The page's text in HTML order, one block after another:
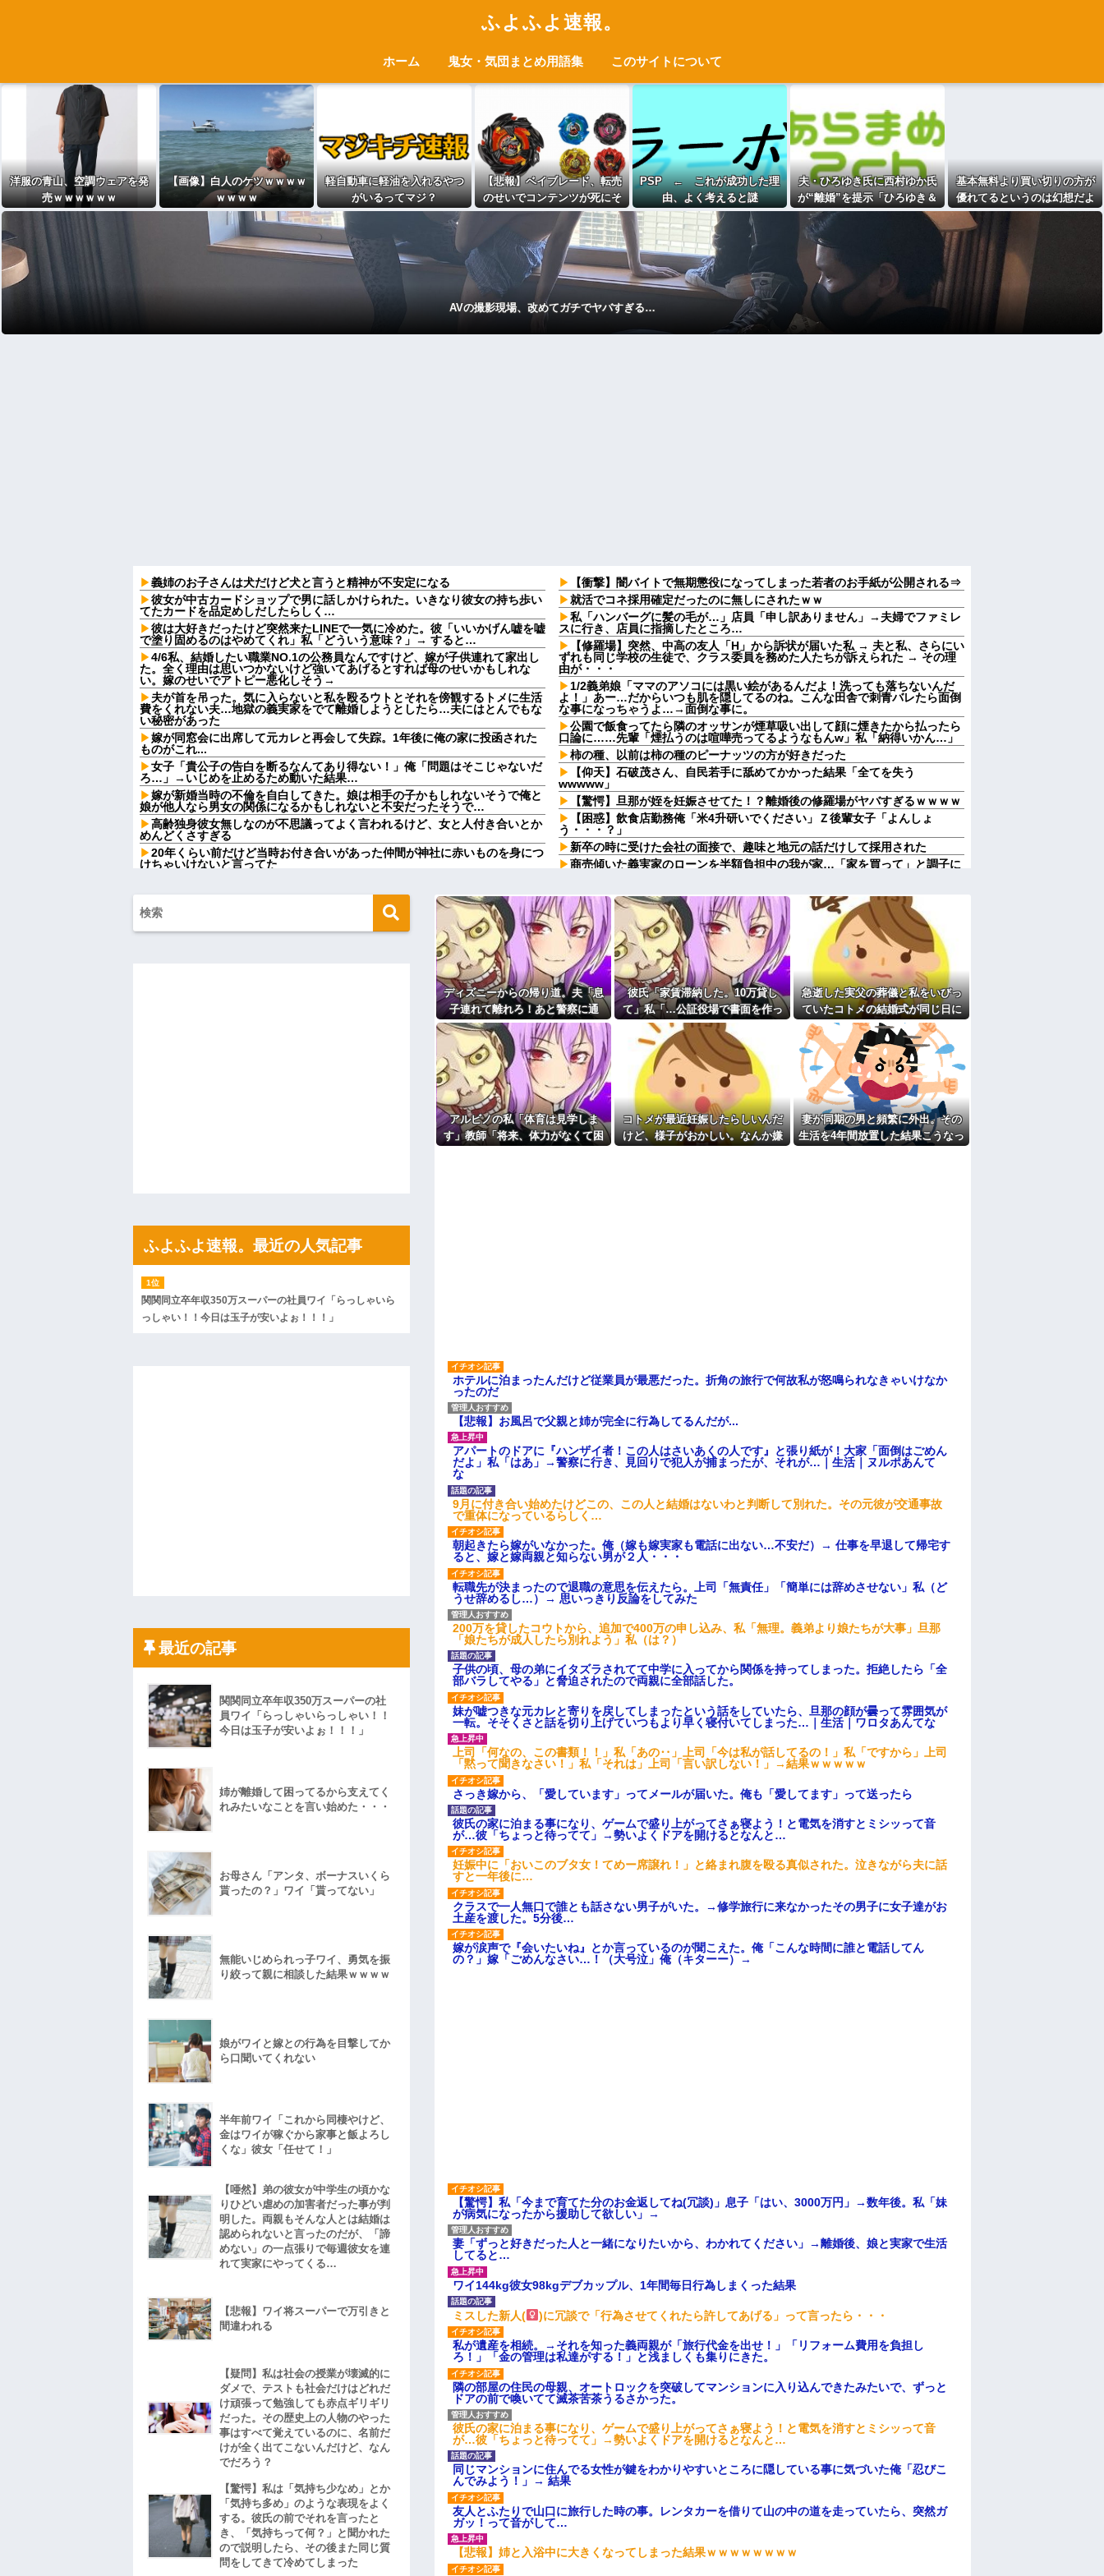
ふよふよ速報。
ホーム 鬼女・気団まとめ用語集 このサイトについて
洋服の青山、空調ウェアを発
売ｗｗｗｗｗｗ
【画像】白人のケツｗｗｗｗ
ｗｗｗｗ
軽自動車に軽油を入れるやつ
がいるってマジ？
【悲報】ベイブレード、転売
のせいでコンテンツが死にそ
う
PSP ← これが成功した理
由、よく考えると謎
夫・ひろゆき氏に西村ゆか氏
が“離婚”を提示「ひろゆき＆
いずみ新党（仮）」の届け出
を知らされず激怒 [582792952]
基本無料より買い切りの方が
優れてるというのは幻想だよ
な
AVの撮影現場、改めてガチでヤバすぎる…
義姉のお子さんは犬だけど犬と言うと精神が不安定になる
彼女が中古カードショップで男に話しかけられた。いきなり彼女の持ち歩い
てたカードを品定めしだしたらしく…
彼は大好きだったけど突然来たLINEで一気に冷めた。彼「いいかげん嘘を嘘
で塗り固めるのはやめてくれ」私「どういう意味？」→ すると…
4/6私、結婚したい職業NO.1の公務員なんですけど、嫁が子供連れて家出し
た。全く理由は思いつかないけど強いてあげるとすれば母のせいかもしれな
い。嫁のせいでアトピー悪化しそう→
夫が首を吊った。気に入らないと私を殴るウトとそれを傍観するトメに生活
費をくれない夫…地獄の義実家をでて離婚しようとしたら…夫にはとんでもな
い秘密があった
嫁が同窓会に出席して元カレと再会して失踪。1年後に俺の家に投函された
ものがこれ...
女子「貴公子の告白を断るなんてあり得ない！」俺「問題はそこじゃないだ
ろ…」→いじめを止めるため動いた結果…
嫁が新婚当時の不倫を自白してきた。娘は相手の子かもしれないそうで俺と
娘が他人なら男女の関係になるかもしれないと不安だったそうで…
高齢独身彼女無しなのが不思議ってよく言われるけど、女と人付き合いとか
めんどくさすぎる
20年くらい前だけど当時お付き合いがあった仲間が神社に赤いものを身につ
けちゃいけないと言ってた
SNS民をザワつかせてしまう…
【悲報】昨日の銀だこ、８８人しか買えない８８円に大行列をなす都民コチ
ラ・・・
【画像】セブンイレブンのバイト「AIにちいかわの画像を食わせてっ
と………できた！」→とんでもないものが出来上がってしまうw w w w w
【超絶悲報】東科大医学部卒の美人YouTuberさん、直美でコメント欄が炎
【画像】最新の浜辺美波さん、ガチのマジで可愛過ぎてワイらをドキドキさ
会社に突然「嫁に手を出しただろ」と怒りの電話が入った。全く心当たりの
1/2義弟娘「ママのアソコには黒い絵があるんだよ！洗っても落ちないんだ
よ！」あー…だからいつも肌を隠してるのね。こんな田舎で刺青バレたら面
家に職場の女性A子と写った写真(外回り中や出張中のもの)が送られ、嫁に
「浮気してない？」と確認されたが事実無根だったので全否定→嫁が親戚の
ハードオフに売っていた4万4000円のフィギュアがヤバすぎるｗｗｗｗｗｗ
後続車にクラクションを鳴らされ彼氏が逆切れ。「何クラクション鳴らして
んだ！降りてこいよ！」と怒鳴りだし...
【衝撃】報酬100万円超の治験募集がこちらｗｗｗｗｗ(※画像あり)
【ネット騒然】惨殺されたタワマン頂き女子のこの動画、すげえええええｗ
ｗｗｗｗｗｗｗｗｗｗ
【愕然】白のクラウン俺氏、高速道路左車線を制限速度で走った結果
wwwwwwwwwwww
【悲報】佐藤輝明・・・２軍でも盛大にやらかす←あまり悲しませないでく
【衝撃】闇バイトで無期懲役になってしまった若者のお手紙が公開される⇒
就活でコネ採用確定だったのに無しにされたｗｗ
私「ハンバーグに髪の毛が…」店員「申し訳ありません」→夫婦でファミレ
スに行き、店員に指摘したところ…
【修羅場】突然、中高の友人「H」から訴状が届いた私 → 夫と私、さらにい
ずれも同じ学校の生徒で、クラス委員を務めた人たちが訴えられた → その理
由が・・・
1/2義弟娘「ママのアソコには黒い絵があるんだよ！洗っても落ちないんだ
よ！」あー…だからいつも肌を隠してるのね。こんな田舎で刺青バレたら面倒
な事になっちゃうよ…→面倒な事に。
公園で飯食ってたら隣のオッサンが煙草吸い出して顔に煙きたから払ったら
口論に……先輩「煙払うのは喧嘩売ってるようなもんw」私「納得いかん…」
柿の種、以前は柿の種のピーナッツの方が好きだった
【仰天】石破茂さん、自民若手に舐めてかかった結果「全てを失う
wwwww」
【驚愕】旦那が姪を妊娠させてた！？離婚後の修羅場がヤバすぎるｗｗｗｗ
【困惑】飲食店勤務俺「米4升研いでください」Ｚ後輩女子「よんしょ
う・・・？」
新卒の時に受けた会社の面接で、趣味と地元の話だけして採用された
商売傾いた義実家のローンを半額負担中の我が家…「家を買って」と調子に
統合失調症って何がどうヤバいの？「現実」と「妄想」の境界が崩れるって
マジ？
【画像】最新の浜辺美波さん、ガチのマジで可愛過ぎてワイらをドキドキさ
せてしまうw w w w w w w他
義母「小学生になったら一人で新幹線乗ってウチ（東北）に泊まりにおいで
♪」と会うたびしつこい……「昔パパも一人で乗った」とか時代錯誤すぎ！治
安も防犯も無視して女児を一人で遠出させようとする無神経義母にブチ切れ
【前編】自分の息子が放置子だった。他所のお宅をピンポンして「あそぼ
ー」と家に上がり込みおやつをクレクレしてた。田舎では普通のことだったの
でママ友に怒鳴られ仰天
今のママ本当若いよね。小学生ママで政治家系のショートの人全然いない
私が考えた娘の名前を「画数が多い、バランスが悪い」と酷評してたトメ。
命名式に娘を抱っこして「バランスが取りにくい字ねぇ～あたち自分の名前だ
いっきらーい」
座高がすごく高いので、カフェとかで座って膝の位置より低い高さのテーブ
ルが苦痛だ
主な税金の成り立ちを調べてみたよ
ディズニーからの帰り道。夫「息
子連れて離れろ！あと警察に通
報！」私「助けて！」駅員「どう
しました！？」→トンデモナイこ
とに…
彼氏「家賃滞納した。10万貸し
て」私「…公証役場で書面を作っ
てきたら考える」→結果・・・
急逝した実父の葬儀と私をいびっ
ていたコトメの結婚式が同じ日に
なってしまった。無理にでも来い
と言われてしまい...
アルビノの私「体育は見学しま
す」教師「将来、体力がなくて困
コトメが最近妊娠したらしいんだ
けど、様子がおかしい。なんか嫌
妻が同期の男と頻繁に外出。その
生活を4年間放置した結果こうなっ
ホテルに泊まったんだけど従業員が最悪だった。折角の旅行で何故私が怒鳴られなきゃいけなか
ったのだ
【悲報】お風呂で父親と姉が完全に行為してるんだが...
アパートのドアに『ハンザイ者！この人はさいあくの人です』と張り紙が！大家「面倒はごめん
だよ」私「はあ」→警察に行き、見回りで犯人が捕まったが、それが…｜生活｜ヌルポあんて
な
9月に付き合い始めたけどこの、この人と結婚はないわと判断して別れた。その元彼が交通事故
で重体になっているらしく…
朝起きたら嫁がいなかった。俺（嫁も嫁実家も電話に出ない…不安だ）→ 仕事を早退して帰宅す
ると、嫁と嫁両親と知らない男が２人・・・
転職先が決まったので退職の意思を伝えたら。上司「無責任」「簡単には辞めさせない」私（ど
うせ辞めるし…）→ 思いっきり反論をしてみた
200万を貸したコウトから、追加で400万の申し込み、私「無理。義弟より娘たちが大事」旦那
「娘たちが成人したら別れよう」私（は？）
子供の頃、母の弟にイタズラされてて中学に入ってから関係を持ってしまった。拒絶したら「全
部バラしてやる」と脅迫されたので両親に全部話した。
妹が嘘つきな元カレと寄りを戻してしまったという話をしていたら、旦那の顔が曇って雰囲気が
一転。そそくさと話を切り上げていつもより早く寝付いてしまった…｜生活｜ワロタあんてな
上司「何なの、この書類！！」私「あの‥」上司「今は私が話してるの！」私「ですから」上司
「黙って聞きなさい！」私「それは」上司「言い訳しない！」→結果ｗｗｗｗｗ
さっき嫁から、「愛しています」ってメールが届いた。俺も「愛してます」って送ったら
彼氏の家に泊まる事になり、ゲームで盛り上がってさぁ寝よう！と電気を消すとミシッって音
が…彼「ちょっと待ってて」→勢いよくドアを開けるとなんと…
妊娠中に「おいこのブタ女！てめー席譲れ！」と絡まれ腹を殴る真似された。泣きながら夫に話
すと一年後に…
クラスで一人無口で誰とも話さない男子がいた。→修学旅行に来なかったその男子に女子達がお
土産を渡した。5分後…
嫁が涙声で『会いたいね』とか言っているのが聞こえた。俺「こんな時間に誰と電話してん
の？」嫁「ごめんなさい…！（大号泣」俺（キターー）→
【驚愕】私「今まで育てた分のお金返してね(冗談)」息子「はい、3000万円」→数年後。私「妹
が病気になったから援助して欲しい」→
妻「ずっと好きだった人と一緒になりたいから、わかれてください」→離婚後、娘と実家で生活
してると…
ワイ144kg彼女98kgデブカップル、1年間毎日行為しまくった結果
ミスした新人( )に冗談で「行為させてくれたら許してあげる」って言ったら・・・
私が遺産を相続。→それを知った義両親が「旅行代金を出せ！」「リフォーム費用を負担し
ろ！」「金の管理は私達がする！」と浅ましくも集りにきた。
隣の部屋の住民の母親、オートロックを突破してマンションに入り込んできたみたいで、ずっと
ドアの前で喚いてて滅茶苦茶うるさかった。
彼氏の家に泊まる事になり、ゲームで盛り上がってさぁ寝よう！と電気を消すとミシッって音
が…彼「ちょっと待ってて」→勢いよくドアを開けるとなんと…
同じマンションに住んでる女性が鍵をわかりやすいところに隠している事に気づいた俺「忍びこ
んでみよう！」→ 結果
友人とふたりで山口に旅行した時の事。レンタカーを借りて山の中の道を走っていたら、突然ガ
ガッ！って音がして…
【悲報】姉と入浴中に大きくなってしまった結果ｗｗｗｗｗｗｗｗ
ふよふよ速報。最近の人気記事
関関同立卒年収350万スーパーの社員ワイ「らっしゃいら
っしゃい！！今日は玉子が安いよぉ！！！」
最近の記事
関関同立卒年収350万スーパーの社
員ワイ「らっしゃいらっしゃい！！
今日は玉子が安いよぉ！！！」
姉が離婚して困ってるから支えてく
れみたいなことを言い始めた・・・
お母さん「アンタ、ボーナスいくら
貰ったの？」ワイ「貰ってない」
無能いじめられっ子ワイ、勇気を振
り絞って親に相談した結果ｗｗｗｗ
娘がワイと嫁との行為を目撃してか
ら口聞いてくれない
半年前ワイ「これから同棲やけど、
金はワイが稼ぐから家事と飯よろし
くな」彼女「任せて！」
【唖然】弟の彼女が中学生の頃かな
りひどい虐めの加害者だった事が判
明した。両親もそんな人とは結婚は
認められないと言ったのだが、「諦
めない」の一点張りで毎週彼女を連
れて実家にやってくる…
【悲報】ワイ将スーパーで万引きと
間違われる
【疑問】私は社会の授業が壊滅的に
ダメで、テストも社会だけはどれだ
け頑張って勉強しても赤点ギリギリ
だった。その歴史上の人物のやった
事はすべて覚えているのに、名前だ
けが全く出てこないんだけど、なん
でだろう？
【驚愕】私は「気持ち少なめ」とか
「気持ち多め」のような表現をよく
する。彼氏の前でそれを言ったと
き、「気持ちって何？」と聞かれた
ので説明したら、その後また同じ質
問をしてきて冷めてしまった